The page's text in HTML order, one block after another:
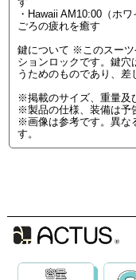
・Hawaii AM10:00（ホ
ごろの疲れを癒す
鍵について ※このスーツ
ションロックです。鍵
うためのものであり、差
※掲載のサイズ、重量及
※製品の仕様、装備は予
※画像は参考です。異な
す。